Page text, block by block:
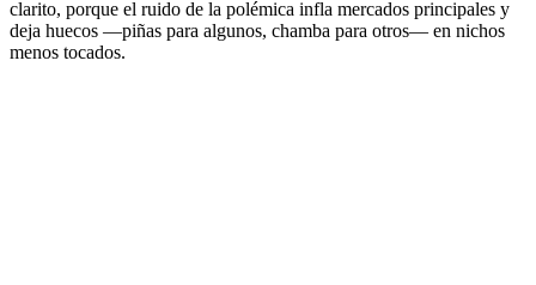
clarito, porque el ruido de la polémica infla mercados principales y
deja huecos —piñas para algunos, chamba para otros— en nichos
menos tocados.